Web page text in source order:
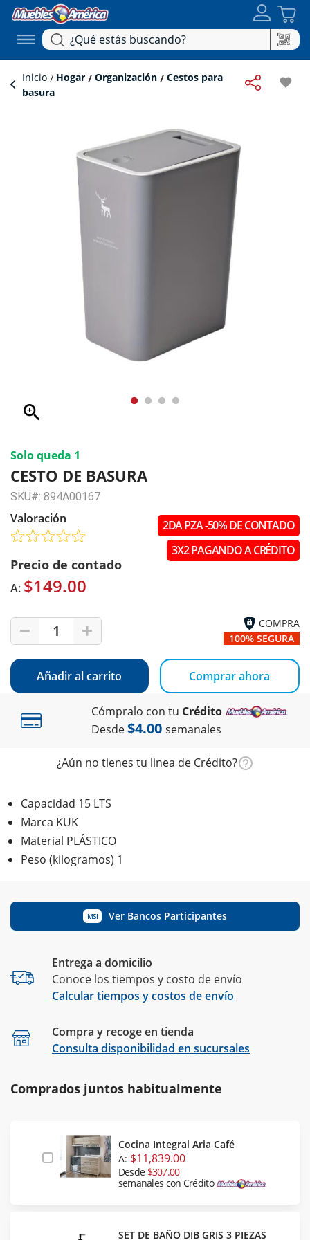
Inicio Hogar Organización Cestos para
basura
favorite
zoom_in
Solo queda 1
CESTO DE BASURA
SKU#: 894A00167
Valoración
Precio de contado
A: $149.00
1
2DA PZA -50% DE CONTADO
3X2 PAGANDO A CRÉDITO
COMPRA
100% SEGURA
Añadir al carrito Comprar ahora
Cómpralo con tu Crédito
Desde$4.00 semanales
¿Aún no tienes tu linea de Crédito?
Capacidad 15 LTS
Marca KUK
Material PLÁSTICO
Peso (kilogramos) 1
MSI Ver Bancos Participantes
Entrega a domicilio
Conoce los tiempos y costo de envío
Calcular tiempos y costos de envío
Compra y recoge en tienda
Consulta disponibilidad en sucursales
Comprados juntos habitualmente
Cocina Integral Aria Café
A: $11,839.00
Desde $307.00
semanales con Crédito
SET DE BAÑO DIB GRIS 3 PIEZAS